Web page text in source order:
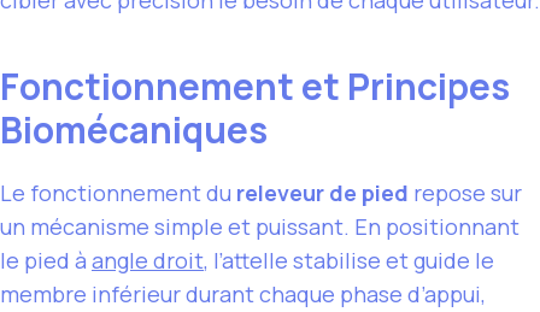
Fonctionnement et Principes
Biomécaniques
Le fonctionnement du releveur de pied repose sur
un mécanisme simple et puissant. En positionnant
le pied à angle droit, l’attelle stabilise et guide le
membre inférieur durant chaque phase d’appui,